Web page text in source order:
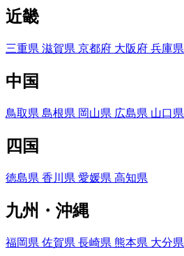
近畿
三重県 滋賀県 京都府 大阪府 兵庫県
中国
鳥取県 島根県 岡山県 広島県 山口県
四国
徳島県 香川県 愛媛県 高知県
九州・沖縄
福岡県 佐賀県 長崎県 熊本県 大分県